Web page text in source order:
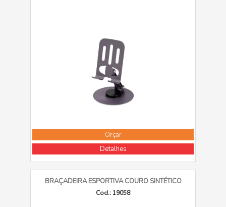
Orçar
Detalhes
BRAÇADEIRA ESPORTIVA COURO SINTÉTICO
Cod.: 19058